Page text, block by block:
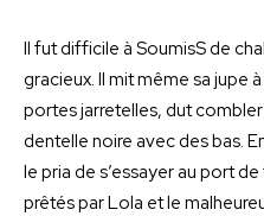
Il fut difficile à SoumisS de
gracieux. Il mit même sa jupe
portes jarretelles, dut
dentelle noire avec des bas.
le pria de s’essayer au port
prêtés par Lola et le